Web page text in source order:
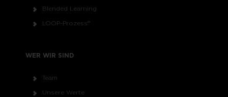
Blended Learning
LOOP-Prozess®
WER WIR SIND
Team
Unsere Werte